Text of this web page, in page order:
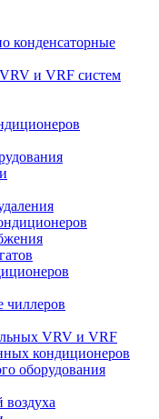
конденсаторные
и VRF систем
чиллеров
VRV и VRF
кондиционеров
оборудования